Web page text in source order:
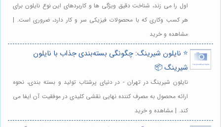
اول را می زند، شناخت دقیق ویژگی ها و کاربردهای این نوع نایلون برای
هر کسب وکاری که با محصولات فیزیکی سر و کار دارد، ضروری است. |
مشاهده و خرید
⭐️ نایلون شیرینگ: چگونگی بسته‌بندی جذاب با نایلون
شیرینگ 📦
نایلون شیرینگ در تهران - در دنیای پرشتاب تولید و بسته بندی، نحوه
ارائه محصول به مصرف کننده نهایی نقشی کلیدی در موفقیت آن ایفا می
کند. | مشاهده و خرید